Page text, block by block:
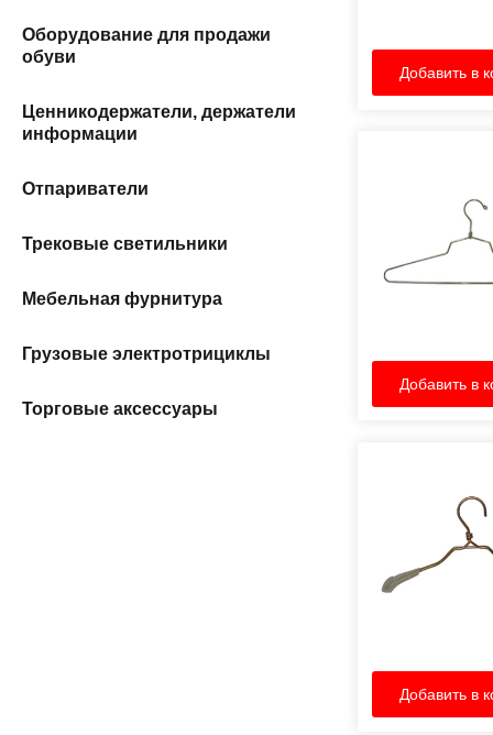
Оборудование для продажи
обуви
Ценникодержатели, держатели
информации
Отпариватели
Трековые светильники
Мебельная фурнитура
Грузовые электротрициклы
Торговые аксессуары
Добавить в
Добавить в
Добавить в